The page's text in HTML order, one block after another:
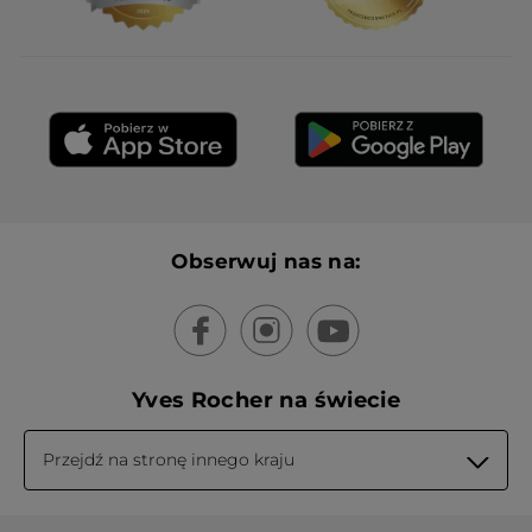
Obserwuj nas na:
Yves Rocher na świecie
Przejdź na stronę innego kraju